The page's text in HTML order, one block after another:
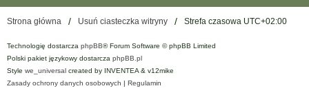
Strona główna Usuń ciasteczka witryny Strefa czasowa UTC+02:00
Technologię dostarcza phpBB® Forum Software © phpBB Limited
Polski pakiet językowy dostarcza phpBB.pl
Style we_universal created by INVENTEA & v12mike
Zasady ochrony danych osobowych | Regulamin